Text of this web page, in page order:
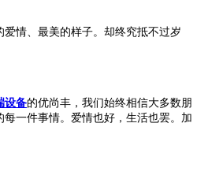
情、最美的样子。却终究抵不过岁
设备的优尚丰，我们始终相信大多数朋
一件事情。爱情也好，生活也罢。加